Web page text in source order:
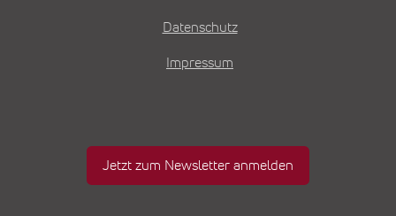
Datenschutz
Impressum
Jetzt zum Newsletter anmelden